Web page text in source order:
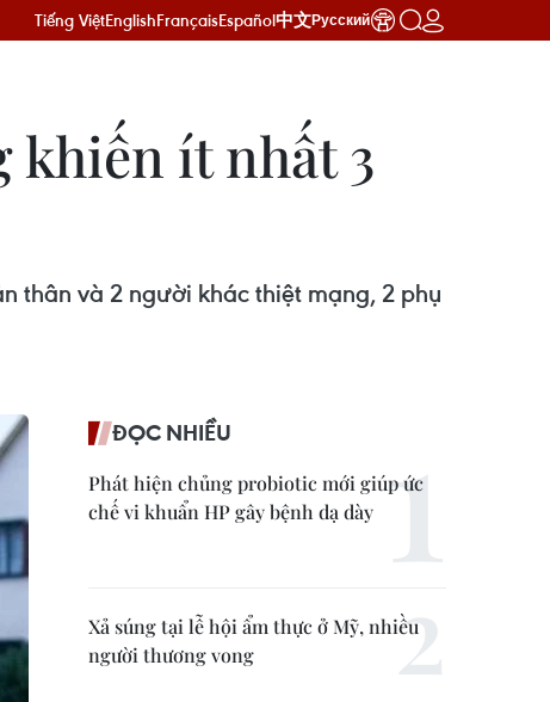
Tiếng ViệtEnglishFrançaisEspañol中文Русский
khiến ít nhất 3
thân và 2 người khác thiệt mạng, 2 phụ
ĐỌC NHIỀU
Phát hiện chủng probiotic mới giúp ức
chế vi khuẩn HP gây bệnh dạ dày
Xả súng tại lễ hội ẩm thực ở Mỹ, nhiều
người thương vong